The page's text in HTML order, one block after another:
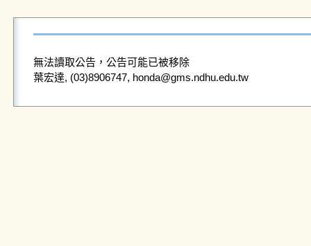
無法讀取公告，公告可能已被移除
葉宏達, (03)8906747, honda@gms.ndhu.edu.tw